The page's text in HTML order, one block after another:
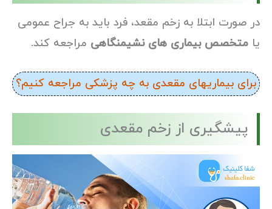
در صورت ابتلا به زخم مقعد، فرد باید به جراح عمومی
یا متخصص بیماری های نشیمنگاهی مراجعه کند.
برای بیماریهای مقعدی به چه پزشکی مراجعه کنیم؟
پیشگیری از زخم مقعدی